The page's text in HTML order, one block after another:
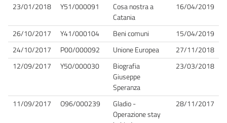
23/01/2018 Y51/000091
Cosa nostra a
Catania
16/04/2019
26/10/2017 Y41/000104 Beni comuni
15/04/2019
24/10/2017
P00/000092 Unione Europea
27/11/2018
12/09/2017
Y50/000030
Biografia
Giuseppe
Speranza
23/03/2018
11/09/2017 O96/000239
Gladio -
Operazione stay
28/11/2017